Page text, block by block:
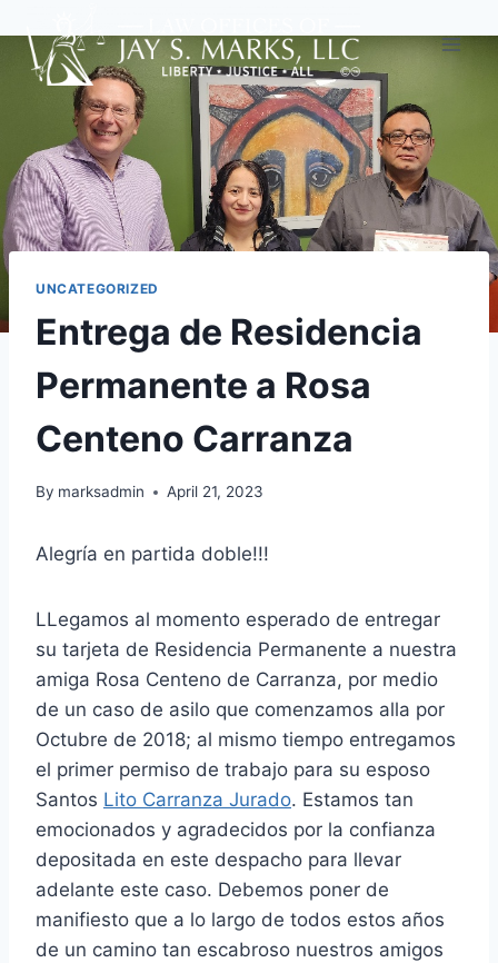
UNCATEGORIZED
Entrega de Residencia
Permanente a Rosa
Centeno Carranza
By marksadmin April 21, 2023
Alegría en partida doble!!!
LLegamos al momento esperado de entregar
su tarjeta de Residencia Permanente a nuestra
amiga Rosa Centeno de Carranza, por medio
de un caso de asilo que comenzamos alla por
Octubre de 2018; al mismo tiempo entregamos
el primer permiso de trabajo para su esposo
Santos Lito Carranza Jurado. Estamos tan
emocionados y agradecidos por la confianza
depositada en este despacho para llevar
adelante este caso. Debemos poner de
manifiesto que a lo largo de todos estos años
de un camino tan escabroso nuestros amigos